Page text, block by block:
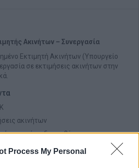
Process My Personal
Ακινήτων – Συνεργασία
Εκτιμητή Ακινήτων (Υπουργείο
σε εκτιμήσεις ακινήτων στην
ακινήτων
και σύνταξης εκθέσεων
συνέπεια